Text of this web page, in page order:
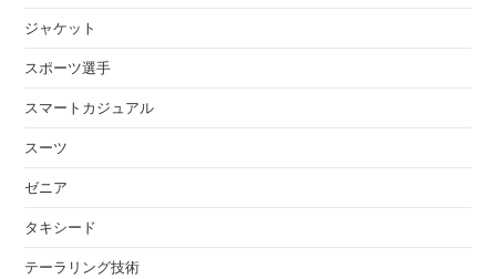
ジャケット
スポーツ選手
スマートカジュアル
スーツ
ゼニア
タキシード
テーラリング技術